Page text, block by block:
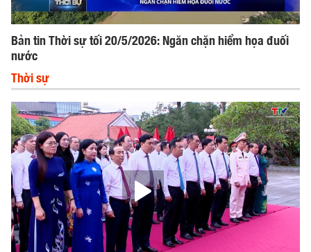
Bản tin Thời sự tối 20/5/2026: Ngăn chặn hiểm họa đuối
nước
Thời sự